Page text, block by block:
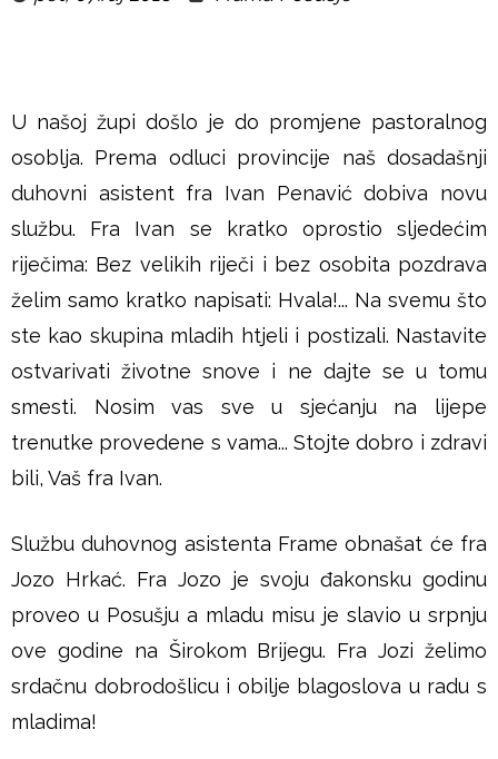
e
U našoj župi došlo je do promjene pastoralnog
osoblja. Prema odluci provincije naš dosadašnji
duhovni asistent fra Ivan Penavić dobiva novu
službu. Fra Ivan se kratko oprostio sljedećim
riječima: Bez velikih riječi i bez osobita pozdrava
želim samo kratko napisati: Hvala!... Na svemu što
ste kao skupina mladih htjeli i postizali. Nastavite
ostvarivati životne snove i ne dajte se u tomu
smesti. Nosim vas sve u sjećanju na lijepe
trenutke provedene s vama... Stojte dobro i zdravi
bili, Vaš fra Ivan.
Službu duhovnog asistenta Frame obnašat će fra
Jozo Hrkać. Fra Jozo je svoju đakonsku godinu
proveo u Posušju a mladu misu je slavio u srpnju
ove godine na Širokom Brijegu. Fra Jozi želimo
srdačnu dobrodošlicu i obilje blagoslova u radu s
mladima!